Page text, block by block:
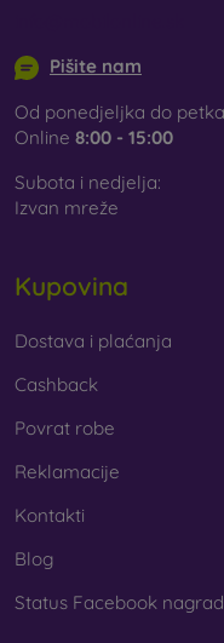
Pišite nam
Od ponedjeljka do
Online 8:00 - 15:00
Subota i nedjelja:
Izvan mreže
Kupovina
Dostava i plaćanja
Cashback
Povrat robe
Reklamacije
Kontakti
Blog
Status Facebook